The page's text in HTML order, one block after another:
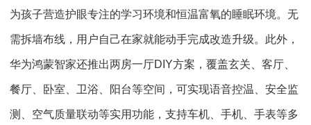
为孩子营造护眼专注的学习环境和恒温富氧的睡眠环境。无
需拆墙布线，用户自己在家就能动手完成改造升级。此外，
华为鸿蒙智家还推出两房一厅DIY方案，覆盖玄关、客厅、
餐厅、卧室、卫浴、阳台等空间，可实现语音控温、安全监
测、空气质量联动等实用功能，支持车机、手机、手表等多